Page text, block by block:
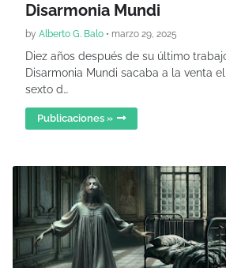
Disarmonia Mundi
by Alberto G. Balo • marzo 29, 2025
Diez años después de su último
Disarmonia Mundi sacaba a la venta
sexto d…
Publicaciones »